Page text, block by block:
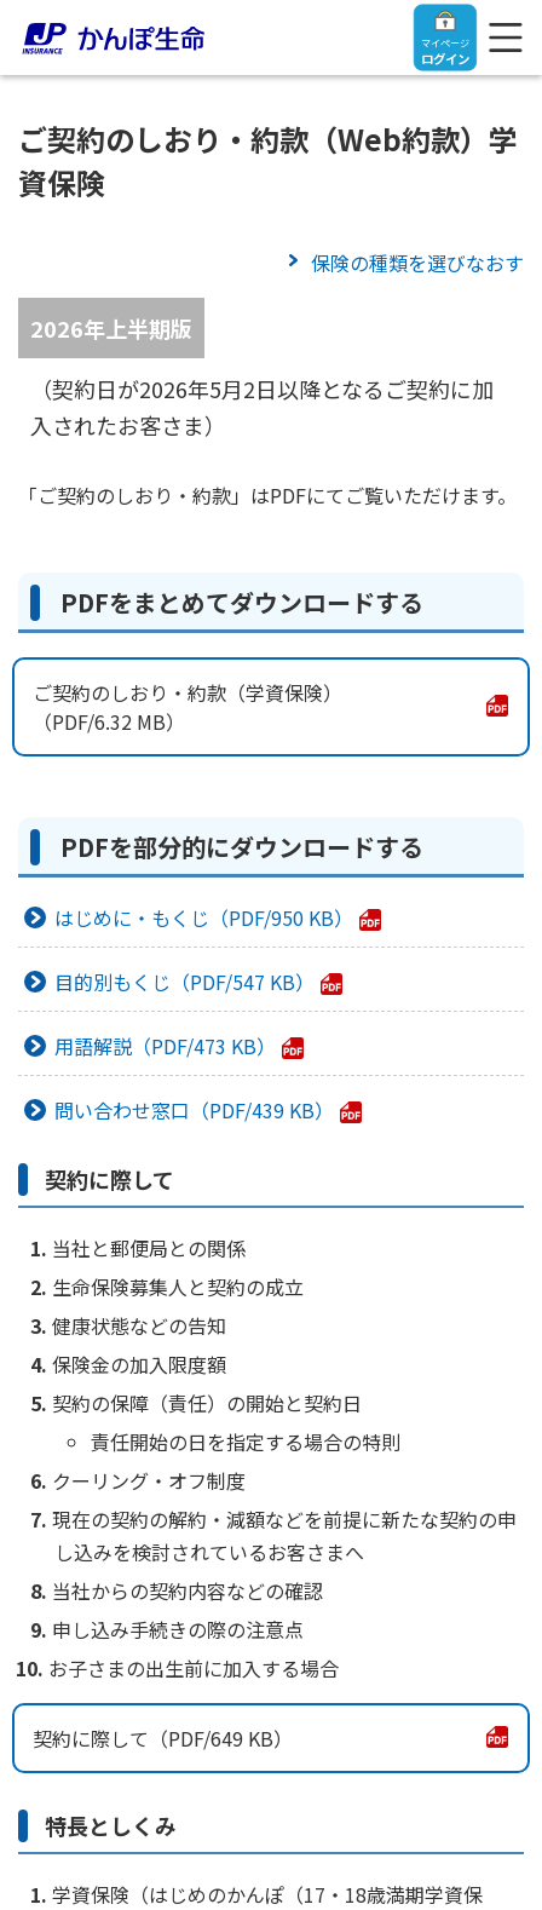
マイページ
ログイン
ご契約者さま
マイページログイン
入院保険金・手術保険金のご請求
お手続き一覧
きっかけ・できごとから探す
マイページでできること
新規登録
ログイン
ご契約内容の確認
お客さまに関する情報等の確認の取り組み
各種サービス・お知らせ
かんぽプラチナライフサービス
ご契約のしおり・約款（Web約款）
保険用語集
お問い合わせ
保険をご検討中のお客さま
保険をご検討中のお客さま
終身保険
養老保険
定期保険
学資保険
長寿支援保険
保険の探し方のポイント
保険かんたん診断
これからのライフイベントでかかる費用とは？
ご契約手続きの流れ
保険料のお払込方法
保険用語集
お問い合わせ
法人のお客さま
【まずはご相談ください】企業経営でお悩みの方はこ
法人のお客さま向け商品一覧
目的から探す
お役立ち情報
かんぽ生命の団体取扱い
お問い合わせ先
お役立ち情報
かんぽのLifeサポートナビ
医療
お金
子育て
健康情報
かんぽアプリ～かんぽの健康と安心を手のひらに～
すこやか健康ラボ
ラジオ体操・みんなの体操
ラジオ体操ポータルサイト
かんぽ生命について
経営理念・経営戦略
会社概要
財務情報
日本郵政グループとしての取り組み
採用情報
CM・オウンドメディア／ソーシャルメディア
かんぽ生命のサステナビリティ
お客さまの声／お客さまサービス向上の取組み
かんぽジャンクション
よくあるご質問
お問い合わせ
株主・投資家のみなさまへ
採用情報
English
ご契約のしおり・約款（Web約款）学
資保険
保険の種類を選びなおす
2026年上半期版
（契約日が2026年5月2日以降となるご契約に加
入されたお客さま）
「ご契約のしおり・約款」はPDFにてご覧いただけます。
PDFをまとめてダウンロードする
ご契約のしおり・約款（学資保険）
6.32 MB
PDFを部分的にダウンロードする
はじめに・もくじ 950 KB
目的別もくじ 547 KB
用語解説 473 KB
問い合わせ窓口 439 KB
契約に際して
当社と郵便局との関係
生命保険募集人と契約の成立
健康状態などの告知
保険金の加入限度額
契約の保障（責任）の開始と契約日
責任開始の日を指定する場合の特則
クーリング・オフ制度
現在の契約の解約・減額などを前提に新たな契約の申
し込みを検討されているお客さまへ
当社からの契約内容などの確認
申し込み手続きの際の注意点
お子さまの出生前に加入する場合
契約に際して 649 KB
特長としくみ
学資保険（はじめのかんぽ（17・18歳満期学資保